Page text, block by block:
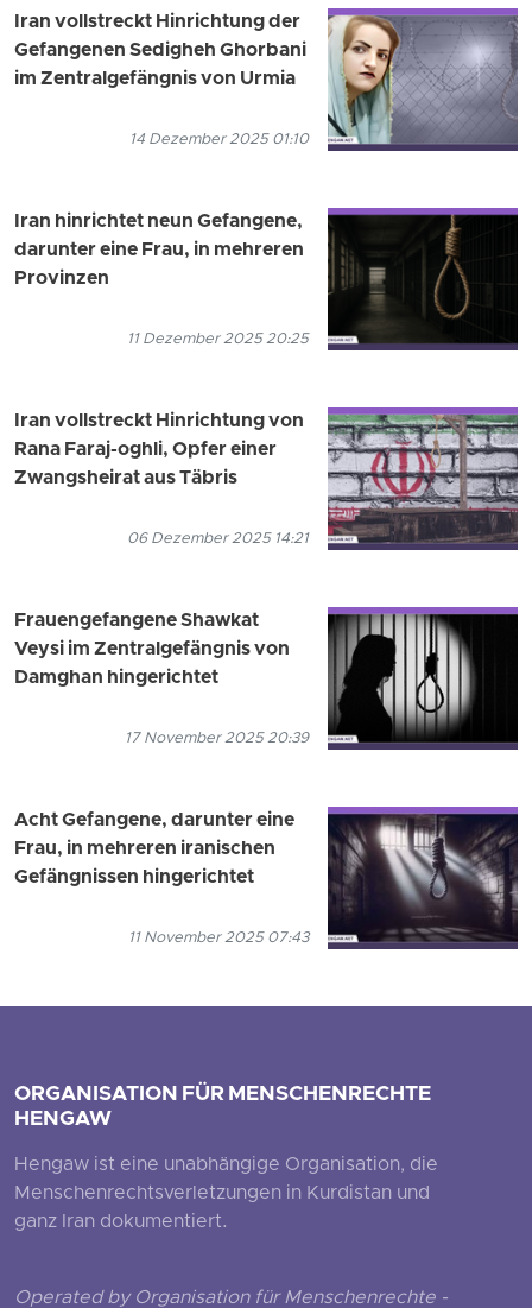
Iran vollstreckt Hinrichtung der
Gefangenen Sedigheh Ghorbani
im Zentralgefängnis von Urmia
14 Dezember 2025 01:10
Iran hinrichtet neun Gefangene,
darunter eine Frau, in mehreren
Provinzen
11 Dezember 2025 20:25
Iran vollstreckt Hinrichtung von
Rana Faraj-oghli, Opfer einer
Zwangsheirat aus Täbris
06 Dezember 2025 14:21
Frauengefangene Shawkat
Veysi im Zentralgefängnis von
Damghan hingerichtet
17 November 2025 20:39
Acht Gefangene, darunter eine
Frau, in mehreren iranischen
Gefängnissen hingerichtet
11 November 2025 07:43
ORGANISATION FÜR MENSCHENRECHTE
HENGAW
Hengaw ist eine unabhängige Organisation, die
Menschenrechtsverletzungen in Kurdistan und
ganz Iran dokumentiert.
Operated by Organisation für Menschenrechte -